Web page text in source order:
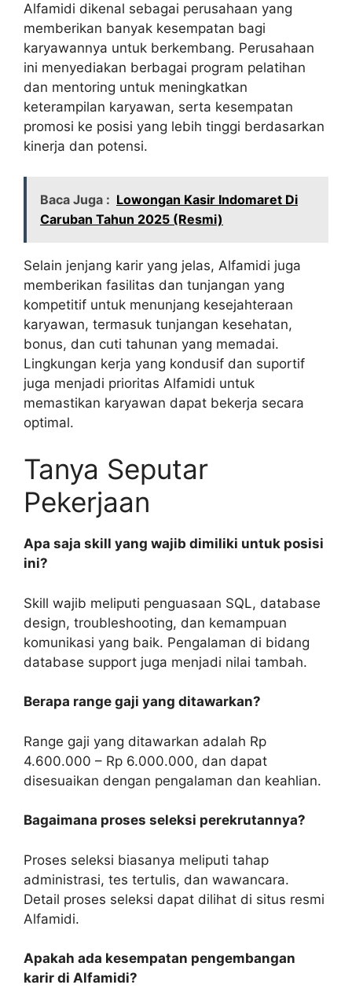
Alfamidi dikenal sebagai perusahaan yang
memberikan banyak kesempatan bagi
karyawannya untuk berkembang. Perusahaan
ini menyediakan berbagai program pelatihan
dan mentoring untuk meningkatkan
keterampilan karyawan, serta kesempatan
promosi ke posisi yang lebih tinggi berdasarkan
kinerja dan potensi.
Baca Juga : Lowongan Kasir Indomaret Di
Caruban Tahun 2025 (Resmi)
Selain jenjang karir yang jelas, Alfamidi juga
memberikan fasilitas dan tunjangan yang
kompetitif untuk menunjang kesejahteraan
karyawan, termasuk tunjangan kesehatan,
bonus, dan cuti tahunan yang memadai.
Lingkungan kerja yang kondusif dan suportif
juga menjadi prioritas Alfamidi untuk
memastikan karyawan dapat bekerja secara
optimal.
Tanya Seputar
Pekerjaan
Apa saja skill yang wajib dimiliki untuk posisi
ini?
Skill wajib meliputi penguasaan SQL, database
design, troubleshooting, dan kemampuan
komunikasi yang baik. Pengalaman di bidang
database support juga menjadi nilai tambah.
Berapa range gaji yang ditawarkan?
Range gaji yang ditawarkan adalah Rp
4.600.000 – Rp 6.000.000, dan dapat
disesuaikan dengan pengalaman dan keahlian.
Bagaimana proses seleksi perekrutannya?
Proses seleksi biasanya meliputi tahap
administrasi, tes tertulis, dan wawancara.
Detail proses seleksi dapat dilihat di situs resmi
Alfamidi.
Apakah ada kesempatan pengembangan
karir di Alfamidi?